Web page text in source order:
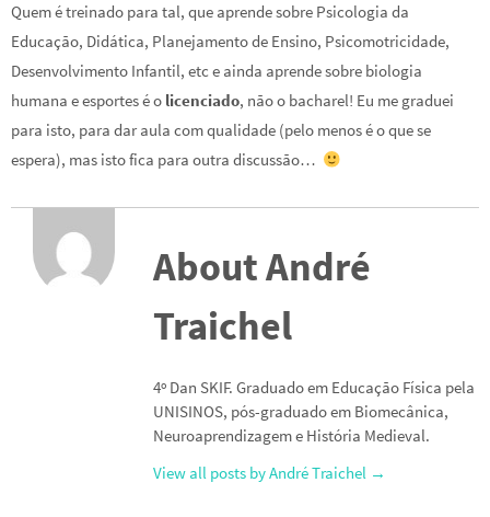
Quem é treinado para tal, que aprende sobre Psicologia da
Educação, Didática, Planejamento de Ensino, Psicomotricidade,
Desenvolvimento Infantil, etc e ainda aprende sobre biologia
humana e esportes é o licenciado, não o bacharel! Eu me graduei
para isto, para dar aula com qualidade (pelo menos é o que se
espera), mas isto fica para outra discussão…
About André
Traichel
4º Dan SKIF. Graduado em Educação Física pela
UNISINOS, pós-graduado em Biomecânica,
Neuroaprendizagem e História Medieval.
View all posts by André Traichel →